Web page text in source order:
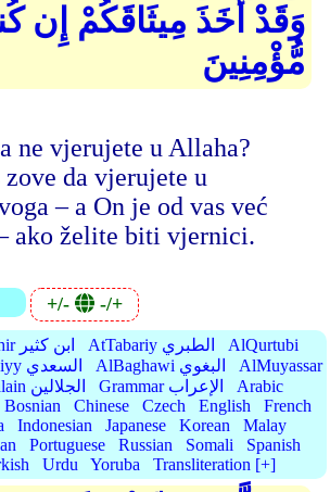
وَقَدْ أَخَذَ مِيثَاقَكُمْ إِن
مُّؤْمِنِينَ
ne vjerujete u Allaha?
da vjerujete u
– a On je od vas već
ako želite biti vjernici.
+/- -/+
IbnKathir ابن كثير AtTabariy الطبري
AlQurtubi
AsSaadiyy السعدي AlBaghawi البغوي
AlMuyassar
AlJalalain الجلالين Grammar الإعراب
Arabic
Bosnian Chinese Czech English
French
Indonesian Japanese Korean
Malay
Portuguese Russian Somali
Spanish
Urdu Yoruba Transliteration [+]